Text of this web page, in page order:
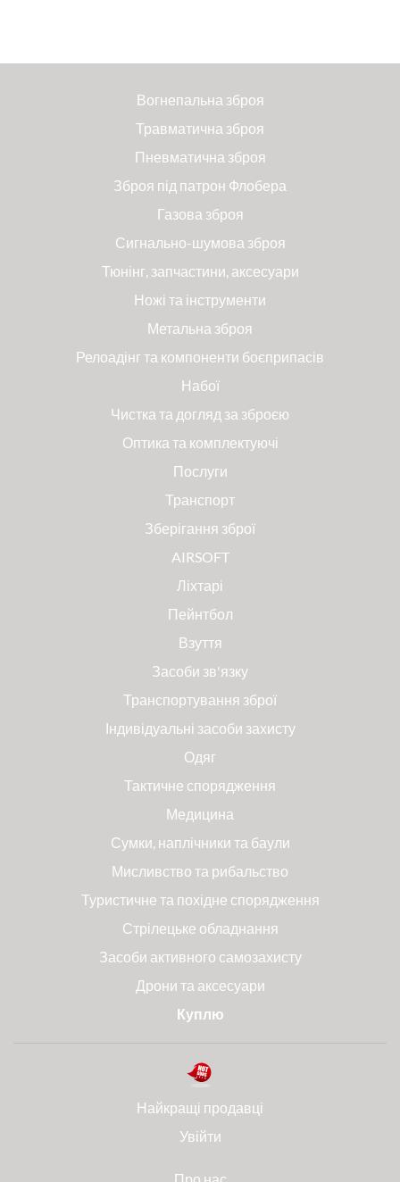
Вогнепальна зброя
Травматична зброя
Пневматична зброя
Зброя під патрон Флобера
Газова зброя
Сигнально-шумова зброя
Тюнінг, запчастини, аксесуари
Ножі та інструменти
Метальна зброя
Релоадінг та компоненти боєприпасів
Набої
Чистка та догляд за зброєю
Оптика та комплектуючі
Послуги
Транспорт
Зберігання зброї
AIRSOFT
Ліхтарі
Пейнтбол
Взуття
Засоби зв'язку
Транспортування зброї
Індивідуальні засоби захисту
Одяг
Тактичне спорядження
Медицина
Сумки, наплічники та баули
Мисливство та рибальство
Туристичне та похідне спорядження
Стрілецьке обладнання
Засоби активного самозахисту
Дрони та аксесуари
Куплю
Найкращі продавці
Увійти